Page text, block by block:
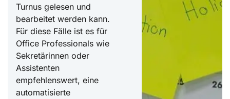
Turnus gelesen und
bearbeitet werden kann.
Für diese Fälle ist es für
Office Professionals wie
Sekretärinnen oder
Assistenten
empfehlenswert, eine
automatisierte